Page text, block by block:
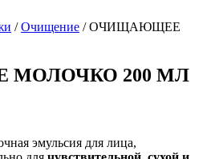
/Очищение /ОЧИЩАЮЩЕЕ
200 МЛ
эмульсия для лица,